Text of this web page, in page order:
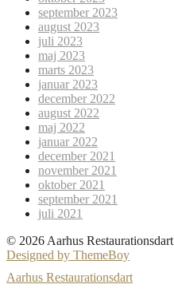
september 2023
august 2023
juli 2023
maj 2023
marts 2023
januar 2023
december 2022
august 2022
maj 2022
januar 2022
december 2021
november 2021
oktober 2021
september 2021
juli 2021
© 2026 Aarhus Restaurationsdart
Designed by ThemeBoy
Aarhus Restaurationsdart